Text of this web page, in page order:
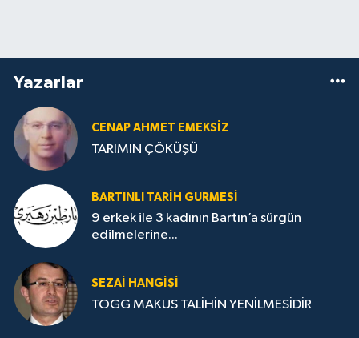
Yazarlar
CENAP AHMET EMEKSİZ
TARIMIN ÇÖKÜŞÜ
BARTINLI TARIH GURMESI
9 erkek ile 3 kadının Bartın’a sürgün
edilmelerine...
SEZAI HANGİŞİ
TOGG MAKUS TALİHİN YENİLMESİDİR